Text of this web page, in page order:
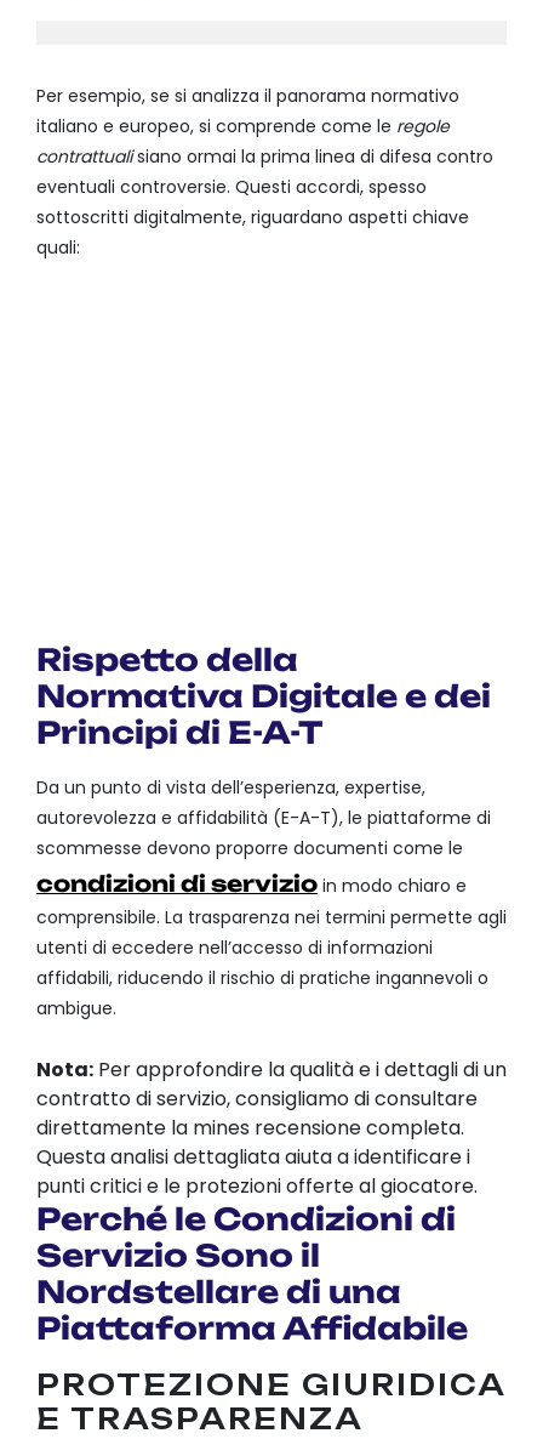
Per esempio, se si analizza il panorama normativo
italiano e europeo, si comprende come le regole
contrattualisiano ormai la prima linea di difesa contro
eventuali controversie. Questi accordi, spesso
sottoscritti digitalmente, riguardano aspetti chiave
quali:
Rispetto della
Normativa Digitale e dei
Principi di E-A-T
Da un punto di vista dell’esperienza, expertise,
autorevolezza e affidabilità (E-A-T), le piattaforme di
scommesse devono proporre documenti come le
condizioni di servizio in modo chiaro e
comprensibile. La trasparenza nei termini permette agli
utenti di eccedere nell’accesso di informazioni
affidabili, riducendo il rischio di pratiche ingannevoli o
ambigue.
Nota: Per approfondire la qualità e i dettagli di un
contratto di servizio, consigliamo di consultare
direttamente la mines recensione completa.
Questa analisi dettagliata aiuta a identificare i
punti critici e le protezioni offerte al giocatore.
Perché le Condizioni di
Servizio Sono il
Nordstellare di una
Piattaforma Affidabile
PROTEZIONE GIURIDICA
E TRASPARENZA